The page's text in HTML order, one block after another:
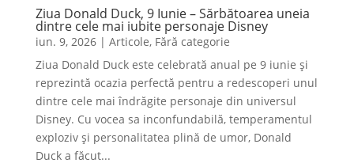
Ziua Donald Duck, 9 Iunie – Sărbătoarea uneia
dintre cele mai iubite personaje Disney
iun. 9, 2026| Articole, Fără categorie
Ziua Donald Duck este celebrată anual pe 9 iunie și
reprezintă ocazia perfectă pentru a redescoperi unul
dintre cele mai îndrăgite personaje din universul
Disney. Cu vocea sa inconfundabilă, temperamentul
exploziv și personalitatea plină de umor, Donald
Duck a făcut...